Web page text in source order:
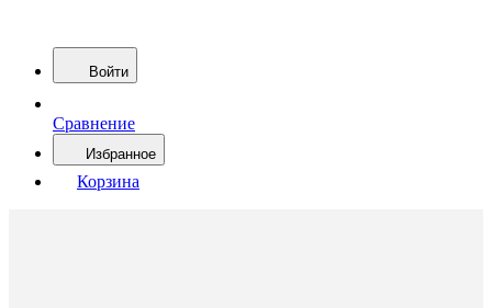
Войти
Сравнение
Избранное
Корзина